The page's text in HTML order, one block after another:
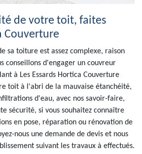
de votre toit, faites
Couverture
sa toiture est assez complexe, raison
conseillons d'engager un couvreur
à Les Essards Hortica Couverture
toit à l'abri de la mauvaise étanchéité,
d'eau, avec nos savoir-faire,
sécurité, si vous souhaitez connaître
en pose, réparation ou rénovation de
nous une demande de devis et nous
suivant les travaux à effectués.